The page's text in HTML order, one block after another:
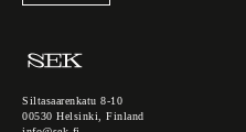
Siltasaarenkatu 8-10
00530 Helsinki, Finland